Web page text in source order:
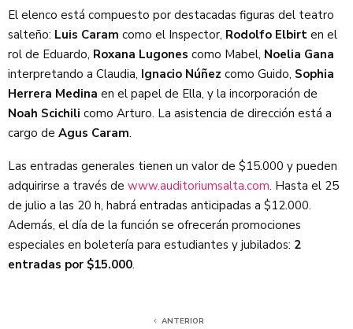
El elenco está compuesto por destacadas figuras del teatro
salteño: Luis Caram como el Inspector, Rodolfo Elbirt en el
rol de Eduardo, Roxana Lugones como Mabel, Noelia Gana
interpretando a Claudia, Ignacio Núñez como Guido, Sophia
Herrera Medina en el papel de Ella, y la incorporación de
Noah Scichili como Arturo. La asistencia de dirección está a
cargo de Agus Caram.
Las entradas generales tienen un valor de $15.000 y pueden
adquirirse a través de www.auditoriumsalta.com. Hasta el 25
de julio a las 20 h, habrá entradas anticipadas a $12.000.
Además, el día de la función se ofrecerán promociones
especiales en boletería para estudiantes y jubilados: 2
entradas por $15.000.
ANTERIOR